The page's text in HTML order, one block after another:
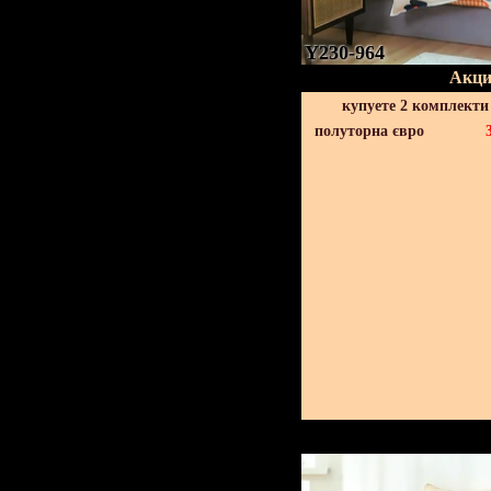
Y230-964
купуете 2
полуторна євро